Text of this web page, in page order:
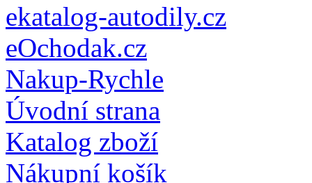
ekatalog-autodily.cz
eOchodak.cz
Nakup-Rychle
Úvodní strana
Katalog zboží
Nákupní košík